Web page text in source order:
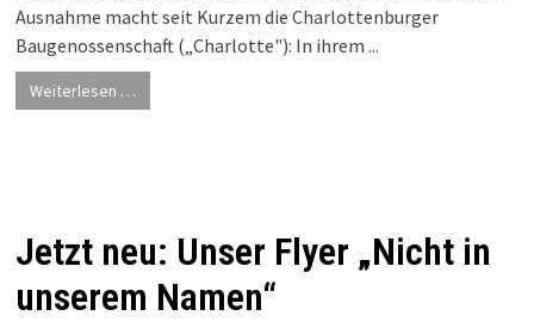
Ausnahme macht seit Kurzem die Charlottenburger
Baugenossenschaft („Charlotte"): In ihrem ...
Weiterlesen …
Jetzt neu: Unser Flyer „Nicht in
unserem Namen“